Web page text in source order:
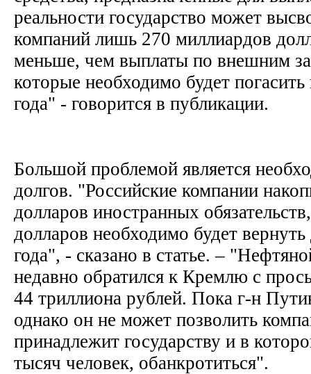
реальности государство может
компаний лишь 270 миллиардов
меньше, чем выплаты по внешним
которые необходимо будет
года" - говорится в публикации.
Большой проблемой является
долгов. "Российские компании
долларов иностранных
долларов необходимо будет
года", - сказано в статье. –
недавно обратился к Кремлю с
44 триллиона рублей. Пока г-н
однако он не может позволить
принадлежит государству и в
тысяч человек, обанкротиться".